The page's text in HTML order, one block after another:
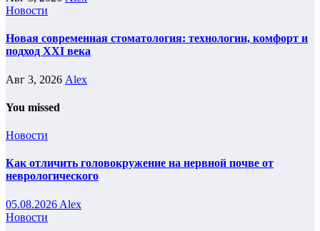
Новости
Новая современная стоматология: технологии, комфорт и
подход XXI века
Авг 3, 2026 Alex
You missed
Новости
Как отличить головокружение на нервной почве от
неврологического
05.08.2026 Alex
Новости